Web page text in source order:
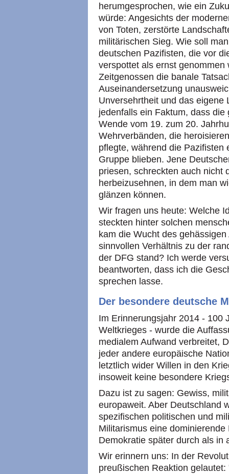
herumgesprochen, wie ein
würde: Angesichts der
von Toten, zerstörte
militärischen Sieg. Wie soll
deutschen Pazifisten, die vor
verspottet als ernst genommen
Zeitgenossen die banale
Auseinandersetzung
Unversehrtheit und das eigene
jedenfalls ein Faktum, dass
Wende vom 19. zum 20.
Wehrverbänden, die
pflegte, während die Pazifisten
Gruppe blieben. Jene
priesen, schreckten auch nicht
herbeizusehnen, in dem man
glänzen können.
Wir fragen uns heute: Welche
steckten hinter solchen
kam die Wucht des
sinnvollen Verhältnis zu der
der DFG stand? Ich werde
beantworten, dass ich die
sprechen lasse.
Der besondere deutsche
Im Erinnerungsjahr 2014 - 100
Weltkrieges - wurde die
medialem Aufwand verbreitet,
jeder andere europäische
letztlich wider Willen in den
insoweit keine besondere
Dazu ist zu sagen: Gewiss,
europaweit. Aber Deutschland
spezifischen politischen und
Militarismus eine
Demokratie später durch als in
Wir erinnern uns: In der
preußischen Reaktion